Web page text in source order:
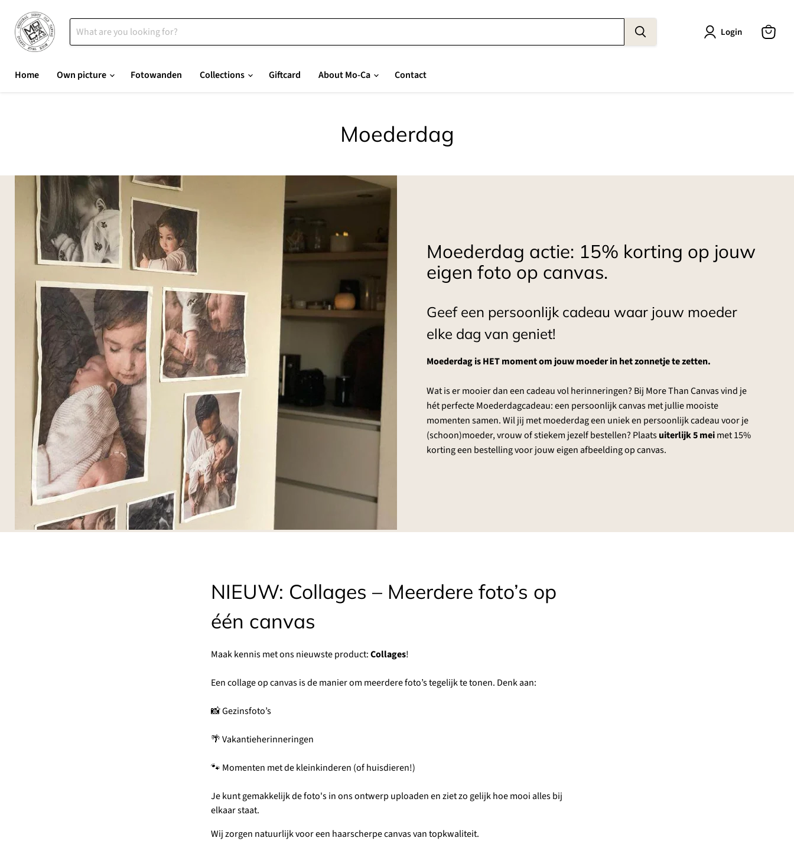
Login
Home
Own picture Fotowanden Collections Giftcard About Mo-Ca Contact
Moederdag
Moederdag actie: 15% korting op jouw
eigen foto op canvas.
Geef een persoonlijk cadeau waar jouw moeder
elke dag van geniet!
Moederdag is HET moment om jouw moeder in het zonnetje te zetten.
Wat is er mooier dan een cadeau vol herinneringen? Bij More Than Canvas vind je
hét perfecte Moederdagcadeau: een persoonlijk canvas met jullie mooiste
momenten samen. Wil jij met moederdag een uniek en persoonlijk cadeau voor je
(schoon)moeder, vrouw of stiekem jezelf bestellen? Plaatsuiterlijk 5 meimet 15%
korting een bestelling voor jouw eigen afbeelding op canvas.
NIEUW: Collages – Meerdere foto’s op
één canvas
Maak kennis met ons nieuwste product:Collages!
Een collage op canvas is de manier om meerdere foto’s tegelijk te tonen. Denk aan:
📸 Gezinsfoto’s
🌴 Vakantieherinneringen
🐾 Momenten met de kleinkinderen (of huisdieren!)
Je kunt gemakkelijk de foto's in ons ontwerp uploaden en ziet zo gelijk hoe mooi alles bij
elkaar staat.
Wij zorgen natuurlijk voor een haarscherpe canvas van topkwaliteit.